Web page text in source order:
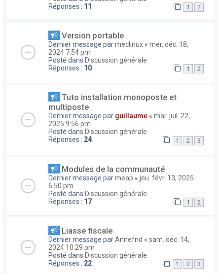
Réponses : 11 1 2
Version portable
Dernier message parmeclinux « mer. déc. 18,
2024 7:54 pm
Posté dans Discussion générale
Réponses : 10 1 2
Tuto installation monoposte et
multiposte
Dernier message par guillaume « mar. juil. 22,
2025 9:56 pm
Posté dans Discussion générale
Réponses : 24 1 2 3
Modules de la communauté
Dernier message parmeap « jeu. févr. 13, 2025
6:50 pm
Posté dans Discussion générale
Réponses : 17 1 2
Liasse fiscale
Dernier message parAnnefnd « sam. déc. 14,
2024 10:29 pm
Posté dans Discussion générale
Réponses : 22 1 2 3